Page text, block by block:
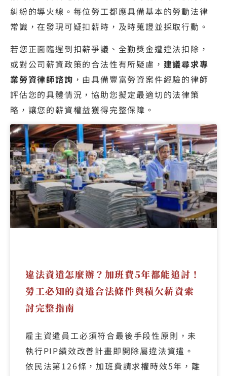
糾紛的導火線。每位勞工都應具備基本的勞動法律
常識，在發現可疑扣薪時，及時蒐證並採取行動。
若您正面臨遲到扣薪爭議、全勤獎金遭違法扣除，
或對公司薪資政策的合法性有所疑慮， 建議尋求專
業勞資律師諮詢 ，由具備豐富勞資案件經驗的律師
評估您的具體情況，協助您擬定最適切的法律策
略，讓您的薪資權益獲得完整保障。
違法資遣怎麼辦？加班費5年都能追討！
勞工必知的資遣合法條件與積欠薪資索
討完整指南
雇主資遣員工必須符合最後手段性原則，未
執行PIP績效改善計畫即開除屬違法資遣。
依民法第126條，加班費請求權時效5年，離